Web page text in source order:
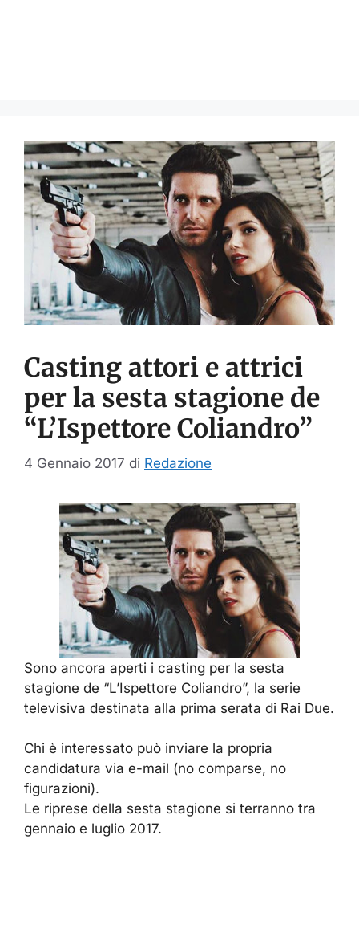
Casting attori e attrici
per la sesta stagione de
“L’Ispettore Coliandro”
4 Gennaio 2017 di Redazione
Sono ancora aperti i casting per la sesta
stagione de “L’Ispettore Coliandro”, la serie
televisiva destinata alla prima serata di Rai Due.
Chi è interessato può inviare la propria
candidatura via e-mail (no comparse, no
figurazioni).
Le riprese della sesta stagione si terranno tra
gennaio e luglio 2017.